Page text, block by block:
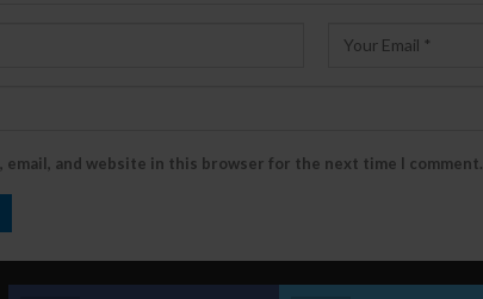
email, and website in this browser for the next time I comment.